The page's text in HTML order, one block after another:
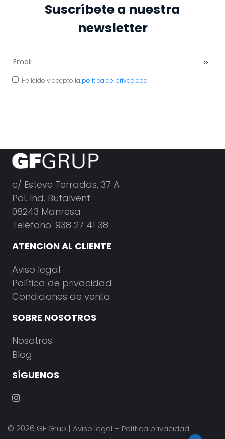
Suscríbete a nuestra
newsletter
He leído y acepto la política de privacidad
c/ Esteve Terradas, 37 A
Pol. Ind. Bufalvent
08243 Manresa
Teléfono: 938 27 41 38
ATENCION AL CLIENTE
Aviso legal
Política de privacidad
Condiciones de venta
SOBRE NOSOTROS
Nosotros
Blog
SÍGUENOS
© 2026 GF Grup | Aviso legal – Política privacidad